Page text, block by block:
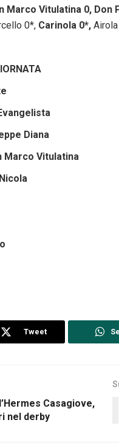
Marco Vitulatina 0, Don
0*, Carinola 0*,
Diana
Marco Vitulatina
Tweet
Casagiove,
nel derby